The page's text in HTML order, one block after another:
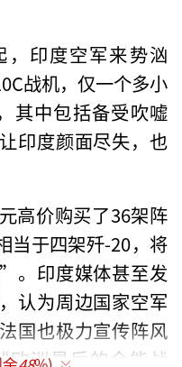
，印度空军来势汹
战机，仅一个多小
其中包括备受吹嘘
印度颜面尽失，也
高价购买了36架阵
当于四架歼-20，将
。印度媒体甚至发
认为周边国家空军
国也极力宣传阵风
洲最后的全能战